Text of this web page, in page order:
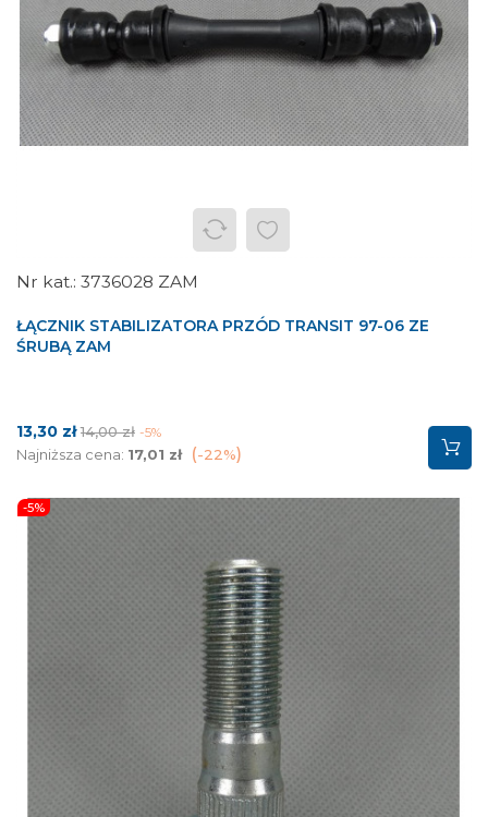
3736028 ZAM
ŁĄCZNIK STABILIZATORA PRZÓD TRANSIT 97-06 ZE
ŚRUBĄ ZAM
Cena
13,30 złCena
podstawowa
14,00 zł -5%
Najniższa cena: 17,01 zł -22%
-5%